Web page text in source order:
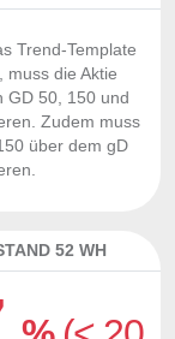
Trend-Template
muss die Aktie
GD 50, 150 und
Zudem muss
über dem gD
52 WH